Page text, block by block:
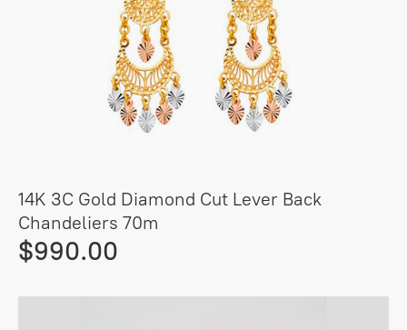
14K 3C Gold Diamond Cut Lever Back
Chandeliers 70m
$990.00